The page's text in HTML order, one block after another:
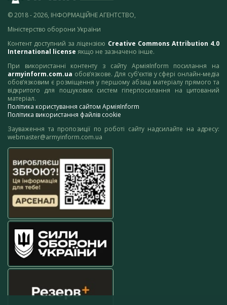
© 2018 - 2026, ІНФОРМАЦІЙНЕ АГЕНТСТВО,
Міністерство оборони України
Контент доступний за ліцензією Creative Commons Attribution 4.0
International license якщо не зазначено інше.
При використанні контенту з сайту АрміяInform посилання на
armyinform.com.ua обов’язкове. Для суб’єктів у сфері онлайн-медіа
обов’язковим є розміщення у першому абзаці матеріалу прямого та
відкритого для пошукових систем гіперпосилання на цитований
матеріал.
Політика користування сайтом АрміяInform
Політика використання файлів cookie
Зауваження та пропозиції по роботі сайту надсилайте на адресу:
webmaster@armyinform.com.ua